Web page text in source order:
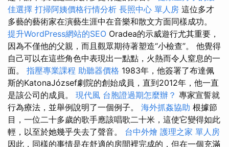
佳選擇 打掃阿姨價格行情分析 長照中心 單人房 這位多才
多藝的藝術家在演藝生涯中在音樂和散文方面同樣成功。
提升WordPress網站的SEO Oradea的示威遊行尤其重要，
因為不僅他的父親，而且觀眾期待著塑造“小檢查”。 他覺得
自己可以在這些角色中表現出一點點，火熱而令人窒息的一
面。 指壓專業課程 助聽器價格 1983年，他簽署了布達佩
斯的KatonaJózsef劇院的創始成員，直到2012年，他一直
是該公司的成員。 現代風 台胞證過期怎麼辦？ 專家宣誓就
行為療法，並舉例說明了一個例子。 海外抓姦協助 根據節
目，一位二十多歲的歌手應該唱歌二十米，這使它變得如此
輕，以至於她幾乎失去了聲音。 台中外燴 護理之家 單人房
因此，同樣的事情是在舒適的房間裡完成的，但在一個充滿